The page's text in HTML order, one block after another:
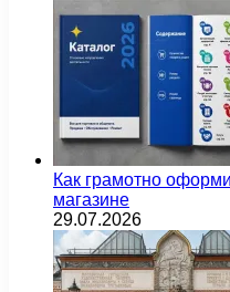
Как грамотно
магазине
29.07.2026